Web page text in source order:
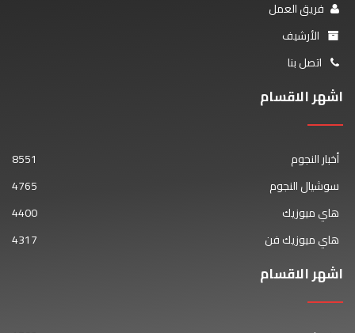
فريق العمل
الأرشيف
اتصل بنا
اشهر الاقسام
أخبار النجوم
8551
سوشيال النجوم
4765
هاي ميوزيك
4400
هاي ميوزيك فن
4317
اشهر الاقسام